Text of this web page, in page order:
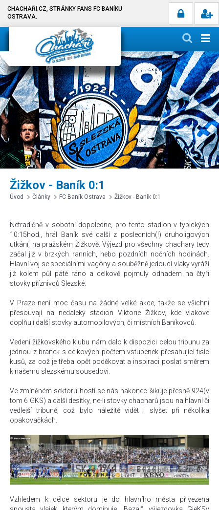
CHACHAŘI.CZ, STRÁNKY FANS FC BANÍKU
OSTRAVA.
Žižkov - Baník 0:1
Úvod Články FC Baník Ostrava Žižkov - Baník 0:1
Netradičně v sobotní dopoledne, pro tento stadion v typických
10:15hod., hrál Baník své další z posledních(!) druholigových
utkání, na pražském Žižkově. Výjezd pro všechny chachary tedy
začal již v brzkých ranních, nebo pozdních nočních hodinách.
Hlavní voj se speciálními vagóny a souběžně jedoucí vlaky vyráží
již kolem půl páté ráno a celkově pojmuly odhadem na čtyři
stovky příznivců Slezské.
V Praze není moc času na žádné velké akce, takže se všichni
přesouvají na nedaleký stadion Viktorie Žižkov, kde vlakové
doplňují další stovky automobilových, či místních Baníkovců.
Vedení žižkovského klubu nám dalo k dispozici celou tribunu za
jednou z branek s celkových počtem vstupenek přesahující tisíc
kusů, za což je třeba opět poděkovat a inspiraci poslat směrem
k našemu slezskému sousedovi.
Ve zmíněném sektoru hostí se nás nakonec šikuje přesně 924(v
tom 6 GKS) a další desítky, ne-li stovky chacharů jsou na hlavní či
vedlejší tribuně, což bylo náležitě vidět i slyšet při několika
opakovačkách.
Vzhledem k délce sektoru je do hlavního města přivezena